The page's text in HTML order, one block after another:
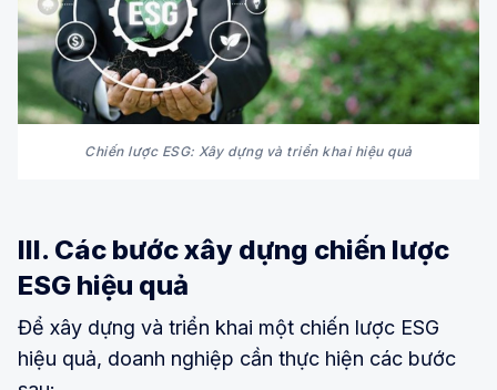
Chiến lược ESG: Xây dựng và triển khai hiệu quả
III. Các bước xây dựng chiến lược
ESG hiệu quả
Để xây dựng và triển khai một chiến lược ESG
hiệu quả, doanh nghiệp cần thực hiện các bước